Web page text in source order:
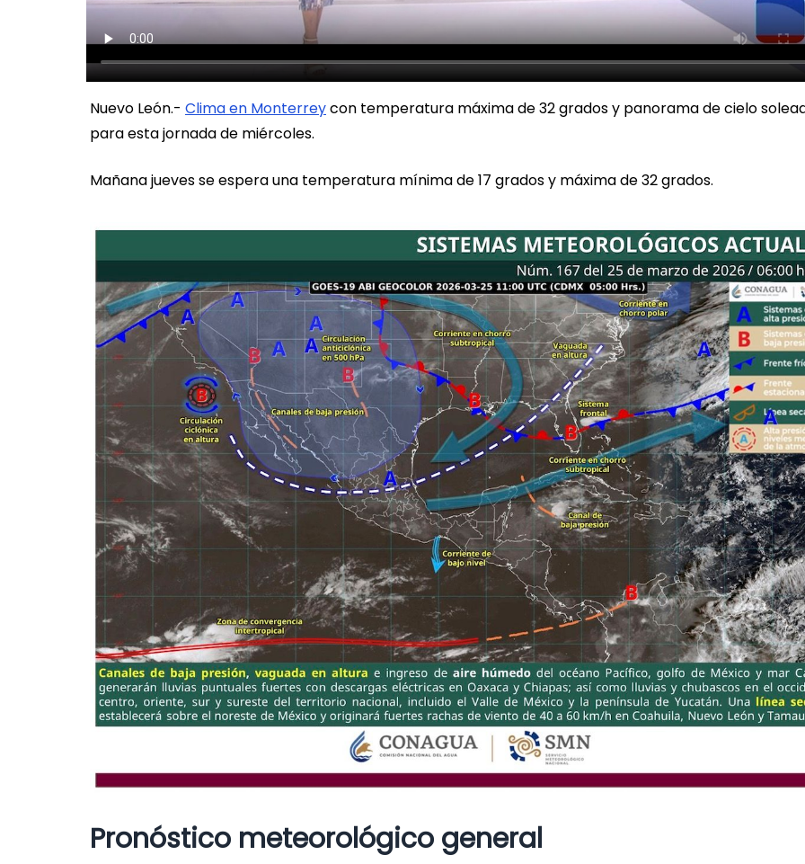
Nuevo León.- Clima en Monterreycon temperatura máxima de 32 grados y panorama de cielo
para esta jornada de miércoles.
Mañana jueves se espera una temperatura mínima de 17 grados y máxima de 32 grados.
Pronóstico meteorológico general